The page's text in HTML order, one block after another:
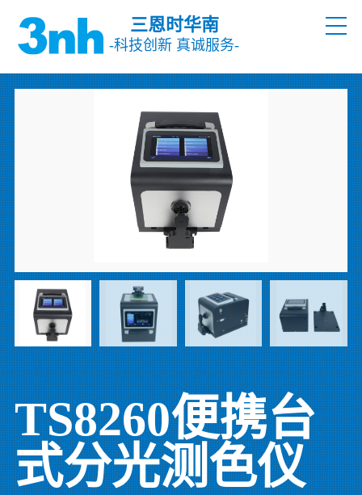
三恩时华南
-科技创新 真诚服务-
TS8260便携台
式分光测色仪